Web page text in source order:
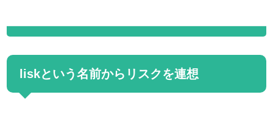
liskという名前からリスクを連想